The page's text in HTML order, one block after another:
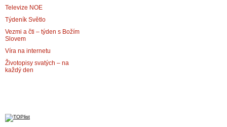
Televize NOE
Týdeník Světlo
Vezmi a čti – týden s Božím
Slovem
Víra na internetu
Životopisy svatých – na
každý den